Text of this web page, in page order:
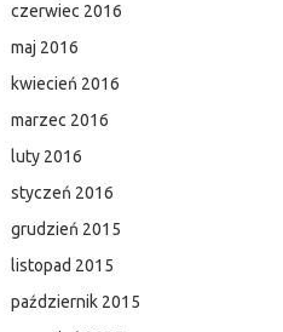
czerwiec 2016
maj 2016
kwiecień 2016
marzec 2016
luty 2016
styczeń 2016
grudzień 2015
listopad 2015
październik 2015